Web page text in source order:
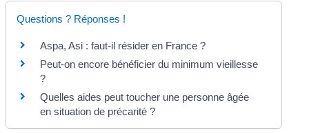
Questions ? Réponses !
Aspa, Asi : faut-il résider en France ?
Peut-on encore bénéficier du minimum vieillesse
?
Quelles aides peut toucher une personne âgée
en situation de précarité ?